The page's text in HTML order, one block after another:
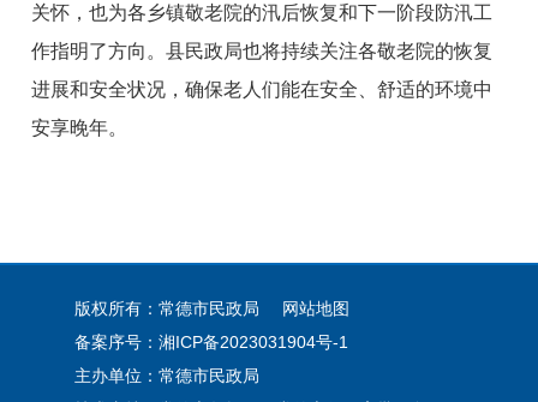
关怀，也为各乡镇敬老院的汛后恢复和下一阶段防汛工
作指明了方向。县民政局也将持续关注各敬老院的恢复
进展和安全状况，确保老人们能在安全、舒适的环境中
安享晚年。
版权所有：常德市民政局
网站地图
备案序号： 湘ICP备2023031904号-1
主办单位：常德市民政局